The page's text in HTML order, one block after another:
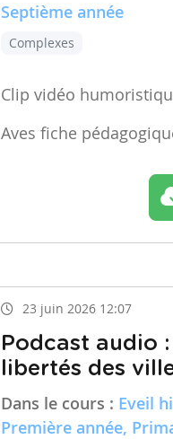
Septième année
Complexes
Clip vidéo
Aves fiche
23 juin 2026 12:07
Podcast audio
libertés des
Dans le cours : Eveil
Première année,